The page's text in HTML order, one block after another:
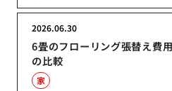
6畳のフローリング張替え費
の比較
2026.06.30
家